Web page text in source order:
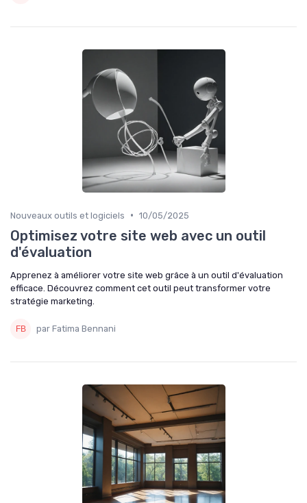
Nouveaux outils et logiciels • 10/05/2025
Optimisez votre site web avec un outil
d'évaluation
Apprenez à améliorer votre site web grâce à un outil d'évaluation
efficace. Découvrez comment cet outil peut transformer votre
stratégie marketing.
par Fatima Bennani